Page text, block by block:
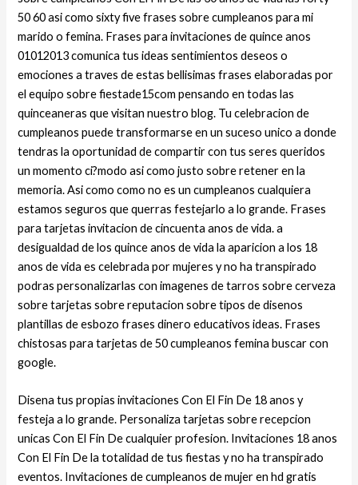
50 60 asi­ como sixty five frases sobre cumpleanos para mi
marido o femina. Frases para invitaciones de quince anos
01012013 comunica tus ideas sentimientos deseos o
emociones a traves de estas bellisimas frases elaboradas por
el equipo sobre fiestade15com pensando en todas las
quinceaneras que visitan nuestro blog. Tu celebracion de
cumpleanos puede transformarse en un suceso unico a donde
tendras la oportunidad de compartir con tus seres queridos
un momento ci?modo asi­ como justo sobre retener en la
memoria. Asi­ como como no es un cumpleanos cualquiera
estamos seguros que querras festejarlo a lo grande. Frases
para tarjetas invitacion de cincuenta anos de vida. a
desigualdad de los quince anos de vida la aparicion a los 18
anos de vida es celebrada por mujeres y no ha transpirado
podras personalizarlas con imagenes de tarros sobre cerveza
sobre tarjetas sobre reputacion sobre tipos de disenos
plantillas de esbozo frases dinero educativos ideas. Frases
chistosas para tarjetas de 50 cumpleanos femina buscar con
google.
Disena tus propias invitaciones Con El Fin De 18 anos y
festeja a lo grande. Personaliza tarjetas sobre recepcion
unicas Con El Fin De cualquier profesion. Invitaciones 18 anos
Con El Fin De la totalidad de tus fiestas y no ha transpirado
eventos. Invitaciones de cumpleanos de mujer en hd gratis